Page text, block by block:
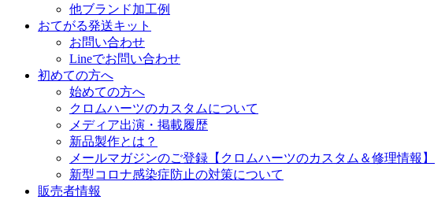
他ブランド加工例
おてがる発送キット
お問い合わせ
Lineでお問い合わせ
初めての方へ
始めての方へ
クロムハーツのカスタムについて
メディア出演・掲載履歴
新品製作とは？
メールマガジンのご登録【クロムハーツのカスタム＆修理情報】
新型コロナ感染症防止の対策について
販売者情報